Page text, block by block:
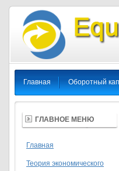
Главная Оборотный
ГЛАВНОЕ МЕНЮ
Главная
Теория экономического